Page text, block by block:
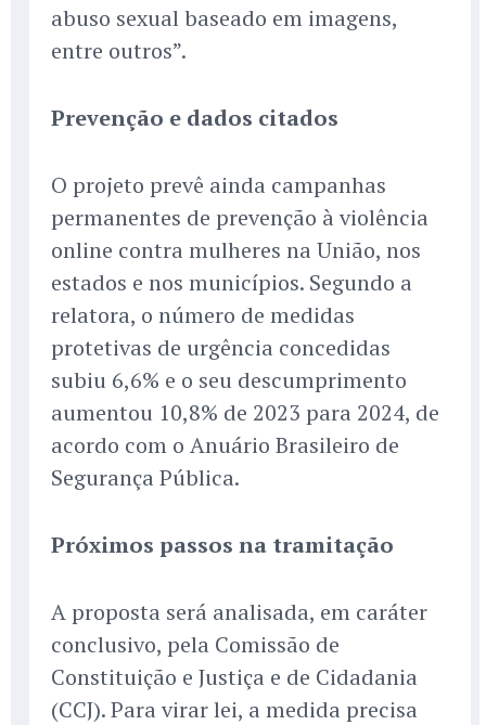
abuso sexual baseado em imagens,
entre outros”.
Prevenção e dados citados
O projeto prevê ainda campanhas
permanentes de prevenção à violência
online contra mulheres na União, nos
estados e nos municípios. Segundo a
relatora, o número de medidas
protetivas de urgência concedidas
subiu 6,6% e o seu descumprimento
aumentou 10,8% de 2023 para 2024, de
acordo com o Anuário Brasileiro de
Segurança Pública.
Próximos passos na tramitação
A proposta será analisada, em caráter
conclusivo, pela Comissão de
Constituição e Justiça e de Cidadania
(CCJ). Para virar lei, a medida precisa